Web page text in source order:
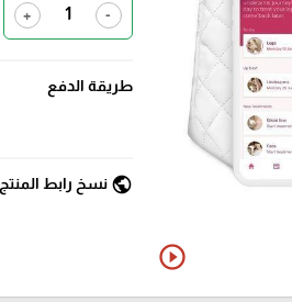
play_circle_outline
-
+
طريقة الدفع
public نسخ رابط المنتج